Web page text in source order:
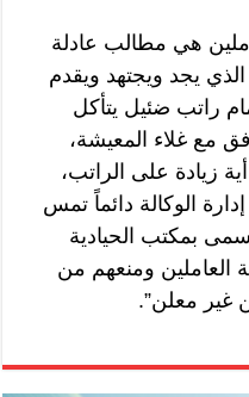
هي مطالب عادلة
يجد ويجتهد ويقدم
راتب ضئيل يتأكل
مع غلاء المعيشة،
زيادة على الراتب،
الوكالة دائماً تمس
بمكتب الحيادية
العاملين ومنعهم من
غير معلن”.